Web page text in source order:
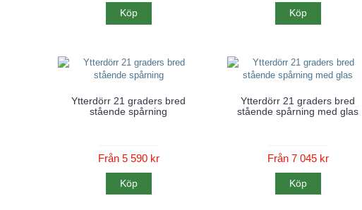
Köp Köp
Ytterdörr 21 graders bred
stående spårning
Från 5 590 kr
Köp
Ytterdörr 21 graders bred
stående spårning med glas
Från 7 045 kr
Köp